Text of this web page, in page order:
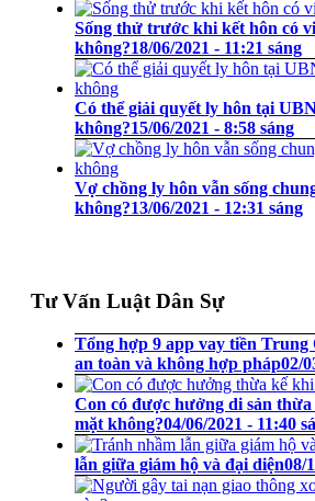
Sống thử trước khi kết hôn có
không?18/06/2021 - 11:21 sáng
Có thể giải quyết ly hôn tại
không?15/06/2021 - 8:58 sáng
Vợ chồng ly hôn vẫn sống
không?13/06/2021 - 12:31 sáng
Tư Vấn Luật Dân Sự
Tổng hợp 9 app vay tiền Trung
an toàn và không hợp pháp02/
Con có được hưởng di sản
mặt không?04/06/2021 - 11:40
lẫn giữa giám hộ và đại diện08/